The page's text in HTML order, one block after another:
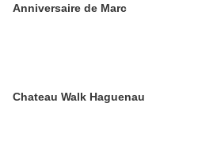
Anniversaire de Marc
Chateau Walk Haguenau